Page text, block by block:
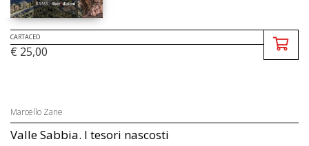
CARTACEO
€ 25,00
Marcello Zane
Valle Sabbia. I tesori nascosti